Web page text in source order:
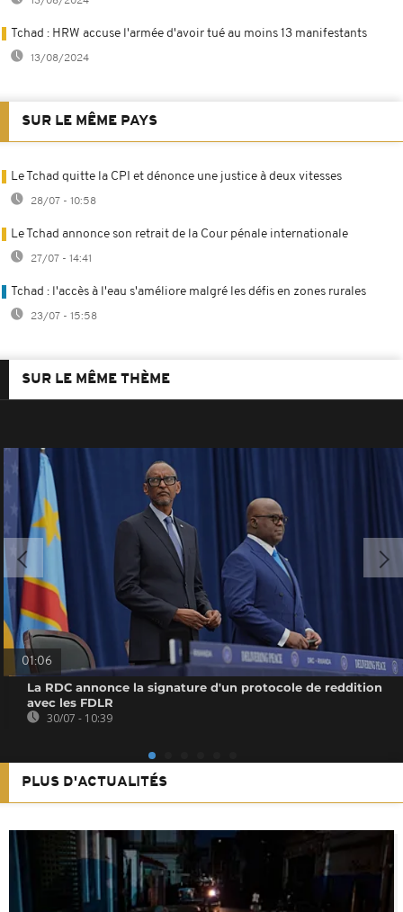
Tchad : HRW accuse l'armée d'avoir tué au moins 13 manifestants
13/08/2024
SUR LE MÊME PAYS
Le Tchad quitte la CPI et dénonce une justice à deux vitesses
28/07 - 10:58
Le Tchad annonce son retrait de la Cour pénale internationale
27/07 - 14:41
Tchad : l'accès à l'eau s'améliore malgré les défis en zones rurales
23/07 - 15:58
SUR LE MÊME THÈME
01:06
La RDC annonce la signature d'un protocole de reddition
avec les FDLR
30/07 - 10:39
PLUS D'ACTUALITÉS